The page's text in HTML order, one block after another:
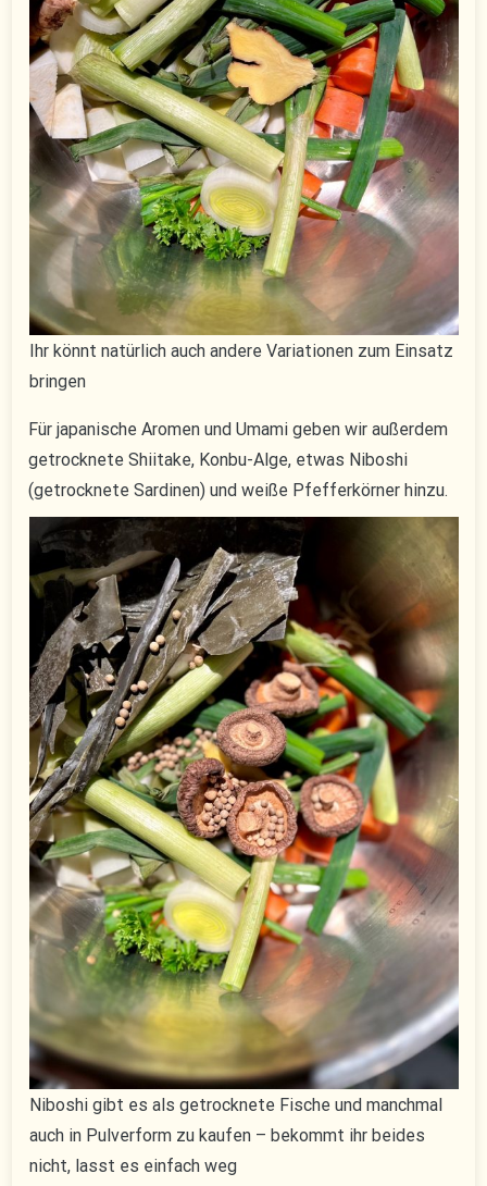
Ihr könnt natürlich auch andere Variationen zum Einsatz
bringen
Für japanische Aromen und Umami geben wir außerdem
getrocknete Shiitake, Konbu-Alge, etwas Niboshi
(getrocknete Sardinen) und weiße Pfefferkörner hinzu.
Niboshi gibt es als getrocknete Fische und manchmal
auch in Pulverform zu kaufen – bekommt ihr beides
nicht, lasst es einfach weg